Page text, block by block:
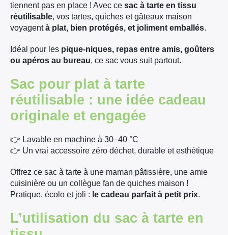
tiennent pas en place ! Avec ce sac à tarte en tissu
réutilisable, vos tartes, quiches et gâteaux maison
voyagentà plat, bien protégés, et joliment emballés.
Idéal pour les pique-niques, repas entre amis, goûters
ou apéros au bureau, ce sac vous suit partout.
Sac pour plat à tarte
réutilisable : une idée cadeau
originale et engagée
👉 Lavable en machine à 30–40 °C
👉 Un vrai accessoire zéro déchet, durable et esthétique
Offrez ce sac à tarte à une maman pâtissière, une amie
cuisinière ou un collègue fan de quiches maison !
Pratique, écolo et joli : le cadeau parfait à petit prix.
L’utilisation du sac à tarte en